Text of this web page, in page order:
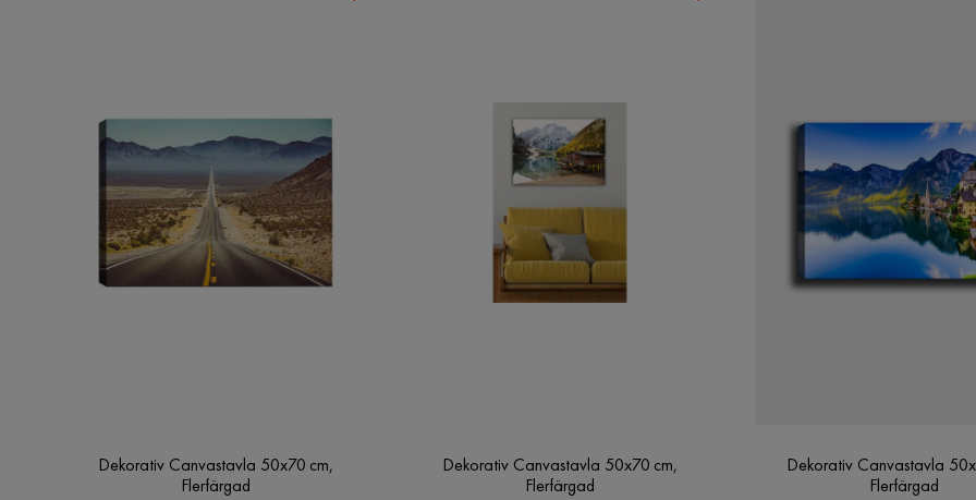
Dekorativ Canvastavla 50x70 cm,
Flerfärgad
Dekorativ Canvastavla 50x70 cm,
Flerfärgad
Dekorativ Canvastavla
Flerfärgad